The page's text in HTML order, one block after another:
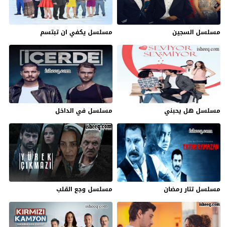
مسلسل السجين مسلسل يكفي ان تبتسم
مسلسل هل يحبني مسلسل في الداخل
مسلسل تتار رمضان مسلسل وجع القلب